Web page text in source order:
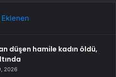
düşen hamile kadın öldü,
2026